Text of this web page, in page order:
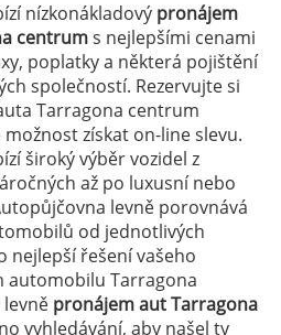
nízkonákladový pronájem
centrums nejlepšími cenami
poplatky a některá pojištění
společností. Rezervujte si
Tarragona centrum
získat on-line slevu.
široký výběr vozidel z
až po luxusní nebo
levně porovnává
od jednotlivých
nejlepší řešení vašeho
automobilu Tarragona
pronájem aut Tarragona
vyhledávání, aby našel ty